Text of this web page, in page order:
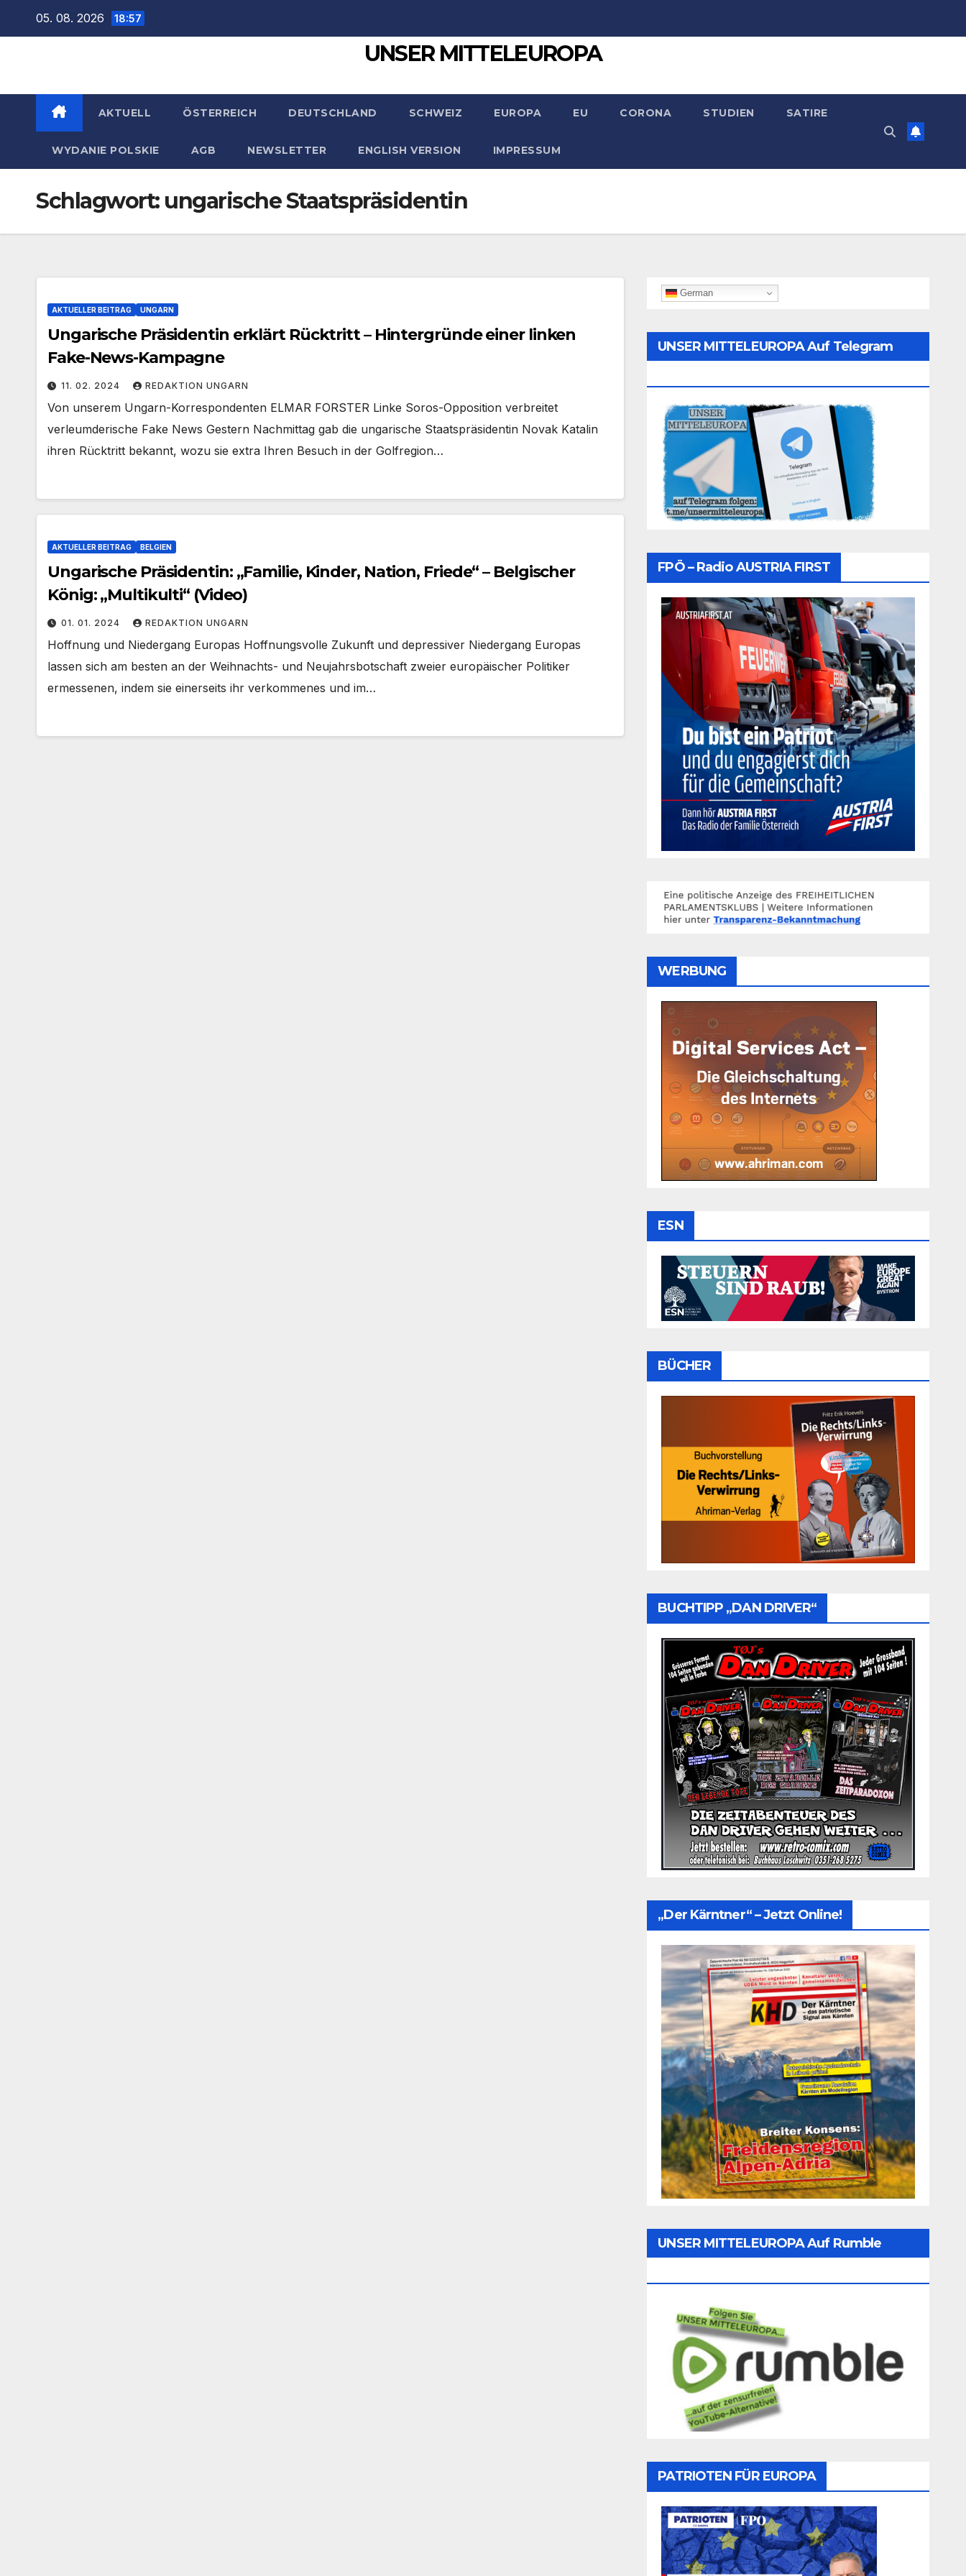
05. 08. 2026 18:57
UNSER MITTELEUROPA
AKTUELL ÖSTERREICH DEUTSCHLAND SCHWEIZ EUROPA EU CORONA STUDIEN SATIRE
WYDANIE POLSKIE AGB NEWSLETTER ENGLISH VERSION IMPRESSUM
Schlagwort: ungarische Staatspräsidentin
AKTUELLER BEITRAG UNGARN
Ungarische Präsidentin erklärt Rücktritt – Hintergründe einer linken
Fake-News-Kampagne
11. 02. 2024 REDAKTION UNGARN
Von unserem Ungarn-Korrespondenten ELMAR FORSTER Linke Soros-Opposition verbreitet
verleumderische Fake News Gestern Nachmittag gab die ungarische Staatspräsidentin Novak Katalin
ihren Rücktritt bekannt, wozu sie extra Ihren Besuch in der Golfregion…
AKTUELLER BEITRAG BELGIEN
Ungarische Präsidentin: „Familie, Kinder, Nation, Friede“ – Belgischer
König: „Multikulti“ (Video)
01. 01. 2024 REDAKTION UNGARN
Hoffnung und Niedergang Europas Hoffnungsvolle Zukunft und depressiver Niedergang Europas
lassen sich am besten an der Weihnachts- und Neujahrsbotschaft zweier europäischer Politiker
ermessenen, indem sie einerseits ihr verkommenes und im…
German
UNSER MITTELEUROPA Auf Telegram
FPÖ – Radio AUSTRIA FIRST
WERBUNG
ESN
BÜCHER
BUCHTIPP „DAN DRIVER“
„Der Kärntner“ – Jetzt Online!
UNSER MITTELEUROPA Auf Rumble
PATRIOTEN FÜR EUROPA